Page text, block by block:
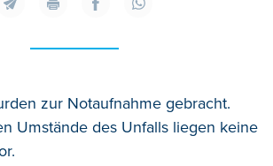
zur Notaufnahme gebracht.
Umstände des Unfalls liegen keine